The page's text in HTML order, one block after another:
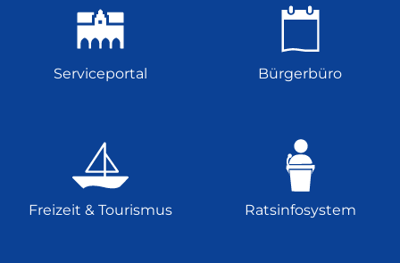
Serviceportal Bürgerbüro
Freizeit & Tourismus Ratsinfosystem